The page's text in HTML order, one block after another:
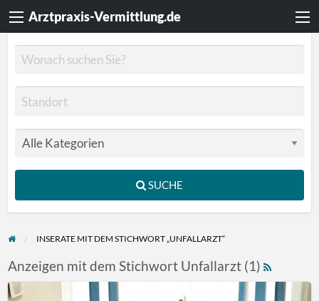
Arztpraxis-Vermittlung.de
SUCHE
INSERATE MIT DEM STICHWORT „UNFALLARZT“
Anzeigen mit dem Stichwort Unfallarzt (1)